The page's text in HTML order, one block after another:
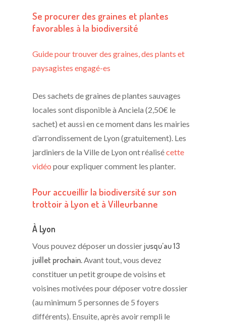
Se procurer des graines et plantes
favorables à la biodiversité
Guide pour trouver des graines, des plants et
paysagistes engagé-es
Des sachets de graines de plantes sauvages
locales sont disponible à Anciela (2,50€ le
sachet) et aussi en ce moment dans les mairies
d’arrondissement de Lyon (gratuitement). Les
jardiniers de la Ville de Lyon ont réalisécette
vidéo pour expliquer comment les planter.
Pour accueillir la biodiversité sur son
trottoir à Lyon et à Villeurbanne
À Lyon
Vous pouvez déposer un dossier jusqu’au 13
juillet prochain . Avant tout, vous devez
constituer un petit groupe de voisins et
voisines motivées pour déposer votre dossier
(au minimum 5 personnes de 5 foyers
différents). Ensuite, après avoir rempli le